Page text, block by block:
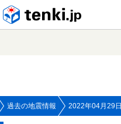
過去の地震情報 2022年04月29日